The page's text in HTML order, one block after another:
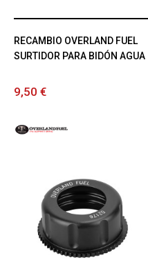
RECAMBIO OVERLAND FUEL
SURTIDOR PARA BIDÓN AGUA
9,50 €